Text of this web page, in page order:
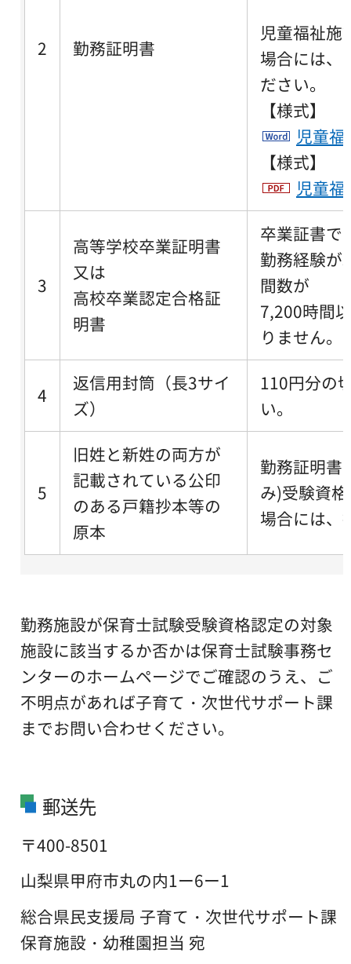
2 勤務証明書
児童福祉施
場合には、
ださい。
【様式】
児童
【様式】
児童
3
高等学校卒業証明書
又は
高校卒業認定合格証
明書
卒業証書で
勤務経験が
間数が
7,200時間
りません。
4
返信用封筒（長3サイ
ズ）
110円分の
い。
5
旧姓と新姓の両方が
記載されている公印
のある戸籍抄本等の
原本
勤務証明書
み)受験資
場合には、
勤務施設が保育士試験受験資格認定の対象
施設に該当するか否かは保育士試験事務セ
ンターのホームページでご確認のうえ、ご
不明点があれば子育て・次世代サポート課
までお問い合わせください。
郵送先
〒400-8501
山梨県甲府市丸の内1ー6ー1
総合県民支援局 子育て・次世代サポート課
保育施設・幼稚園担当 宛